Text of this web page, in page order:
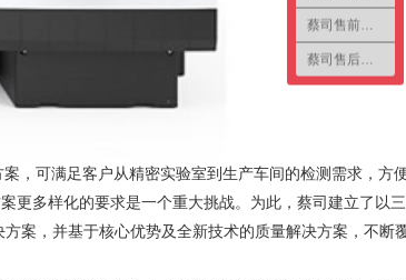
，可满足客户从精密实验室到生产车间的检测需求，方
更多样化的要求是一个重大挑战。为此，蔡司建立了以三
案，并基于核心优势及全新技术的质量解决方案，不断
蔡司售前咨询2
蔡司售后咨询